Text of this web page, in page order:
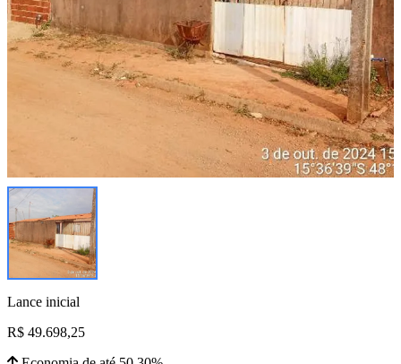
Lance inicial
R$ 49.698,25